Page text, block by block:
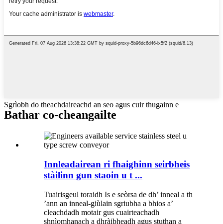
Sgrìobh do theachdaireachd an seo agus cuir thugainn e
Bathar co-cheangailte
Innleadairean ri fhaighinn seirbheis
stàilinn gun staoin u t ...
Tuairisgeul toraidh Is e seòrsa de dh’ inneal a th
’ann an inneal-giùlain sgriubha a bhios a’
cleachdadh motair gus cuairteachadh
shnìomhanach a dhràibheadh ​​​​agus stuthan a